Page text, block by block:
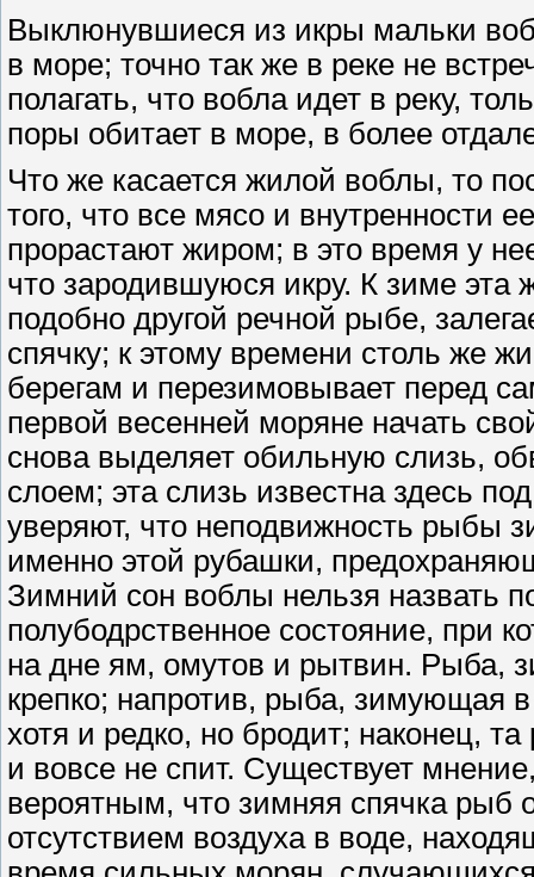
Выклюнувшиеся из икры мальки
в море; точно так же в реке не
полагать, что вобла идет в реку,
поры обитает в море, в более
Что же касается жилой воблы, то
того, что все мясо и внутренности
прорастают жиром; в это время у
что зародившуюся икру. К зиме
подобно другой речной рыбе,
спячку; к этому времени столь же
берегам и перезимовывает перед
первой весенней моряне начать
снова выделяет обильную слизь,
слоем; эта слизь известна здесь
уверяют, что неподвижность рыбы
именно этой рубашки,
Зимний сон воблы нельзя назвать
полубодрственное состояние, при
на дне ям, омутов и рытвин. Рыба,
крепко; напротив, рыба, зимующая
хотя и редко, но бродит; наконец,
и вовсе не спит. Существует
вероятным, что зимняя спячка рыб
отсутствием воздуха в воде,